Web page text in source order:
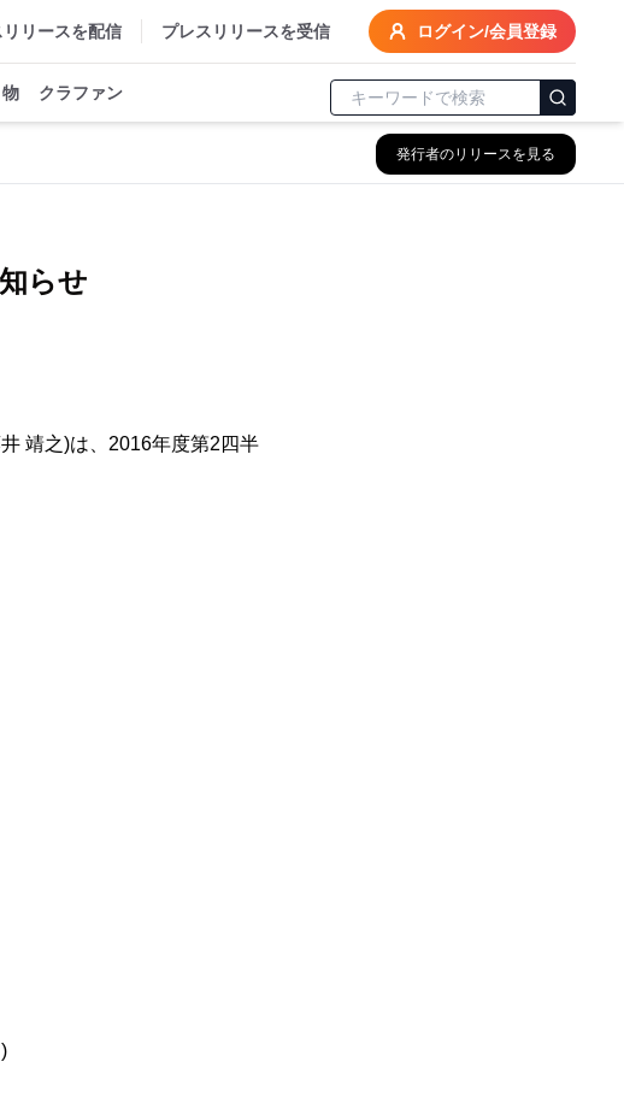
リリースを配信 プレスリリースを受信 ログイン/会員登録
クラファン
発行者のリリースを見る
らせ
靖之)は、2016年度第2四半